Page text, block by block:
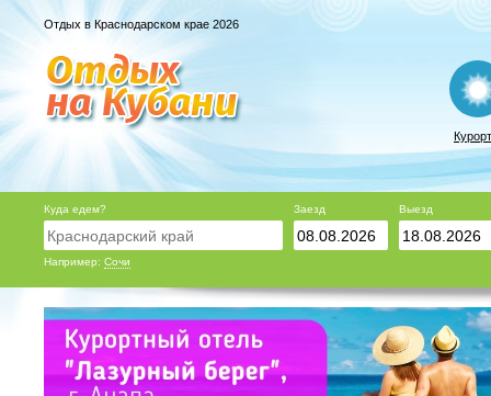
Отдых в Краснодарском крае 2026
Куда едем?
Например: Сочи
Заезд Выезд